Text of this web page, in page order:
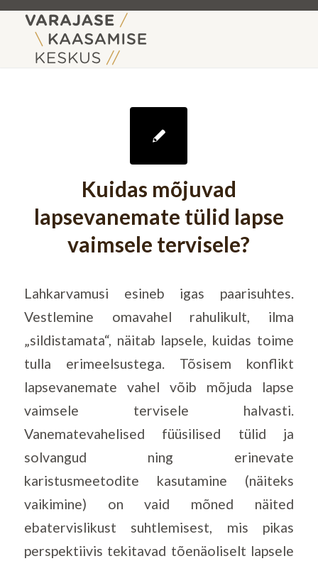
Kuidas mõjuvad
lapsevanemate tülid lapse
vaimsele tervisele?
Lahkarvamusi esineb igas paarisuhtes.
Vestlemine omavahel rahulikult, ilma
„sildistamata“, näitab lapsele, kuidas toime
tulla erimeelsustega. Tõsisem konflikt
lapsevanemate vahel võib mõjuda lapse
vaimsele tervisele halvasti.
Vanematevahelised füüsilised tülid ja
solvangud ning erinevate
karistusmeetodite kasutamine (näiteks
vaikimine) on vaid mõned näited
ebatervislikust suhtlemisest, mis pikas
perspektiivis tekitavad tõenäoliselt lapsele